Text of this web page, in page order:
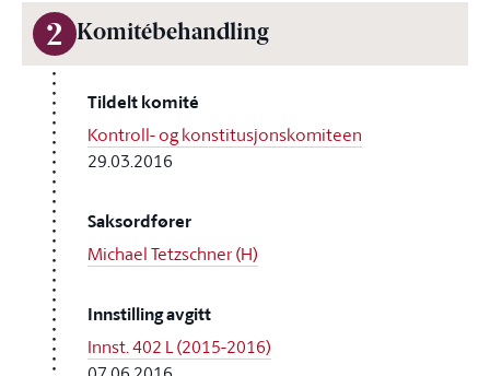
2 Komitébehandling
Tildelt komité
Kontroll- og konstitusjonskomiteen
29.03.2016
Saksordfører
Michael Tetzschner (H)
Innstilling avgitt
Innst. 402 L (2015-2016)